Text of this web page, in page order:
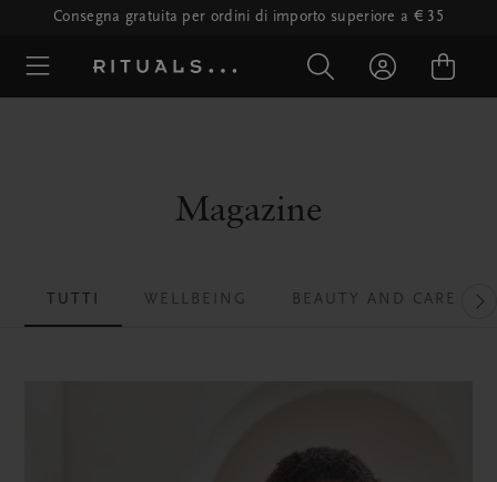
Consegna gratuita per ordini di importo superiore a € 35
Magazine
TUTTI WELLBEING BEAUTY AND CARE